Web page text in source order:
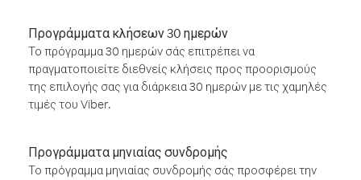
Προγράμματα κλήσεων 30 ημερών
Το πρόγραμμα 30 ημερών σάς επιτρέπει να
πραγματοποιείτε διεθνείς κλήσεις προς προορισμούς
της επιλογής σας για διάρκεια 30 ημερών με τις χαμηλές
τιμές του Viber.
Προγράμματα μηνιαίας συνδρομής
Το πρόγραμμα μηνιαίας συνδρομής σάς προσφέρει την